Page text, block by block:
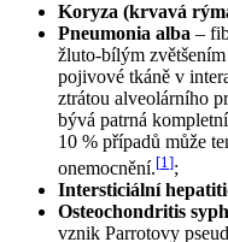
Koryza (krvavá
Pneumonia alba –
žluto-bílým
pojivové tkáně v
ztrátou alveolárního
bývá patrná
10 % případů může
onemocnění.[1];
Intersticiální
Osteochondritis
vznik Parrotovy